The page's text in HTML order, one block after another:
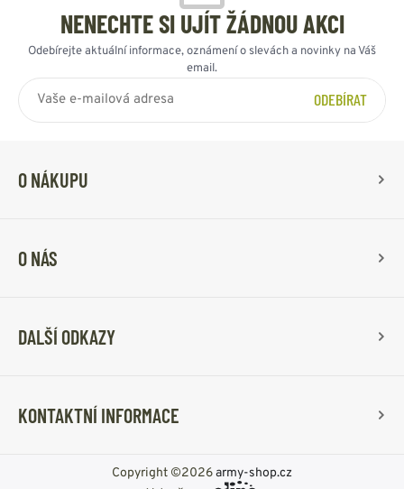
NENECHTE SI UJÍT ŽÁDNOU AKCI
Odebírejte aktuální informace, oznámení o slevách a novinky na Váš
email.
ODEBÍRAT
O NÁKUPU
O NÁS
DALŠÍ ODKAZY
KONTAKTNÍ INFORMACE
Copyright ©2026army-shop.cz